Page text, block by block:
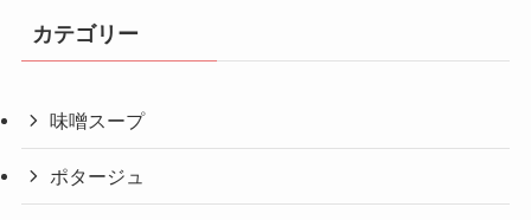
カテゴリー
味噌スープ
ポタージュ